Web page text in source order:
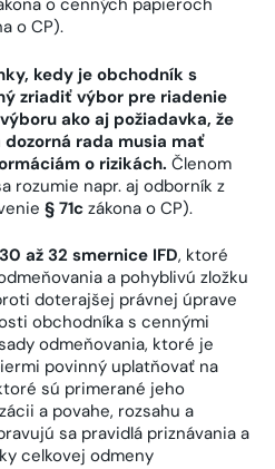
o cenných papieroch
o CP).
kedy je obchodník s
zriadiť výbor pre riadenie
ako aj požiadavka, že
rada musia mať
o rizikách. Členom
rozumie napr. aj odborník z
§ 71c zákona o CP).
až 32 smernice IFD, ktoré
a pohyblivú zložku
doterajšej právnej úprave
obchodníka s cennými
odmeňovania, ktoré je
povinný uplatňovať na
sú primerané jeho
a povahe, rozsahu a
sa pravidlá priznávania a
celkovej odmeny